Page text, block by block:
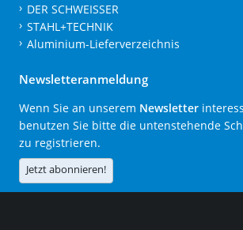
DER SCHWEISSER
STAHL+TECHNIK
Aluminium-Lieferverzeichnis
Newsletteranmeldung
Wenn Sie an unserem Newsletter
benutzen Sie bitte die untenstehende
zu registrieren.
Jetzt abonnieren!